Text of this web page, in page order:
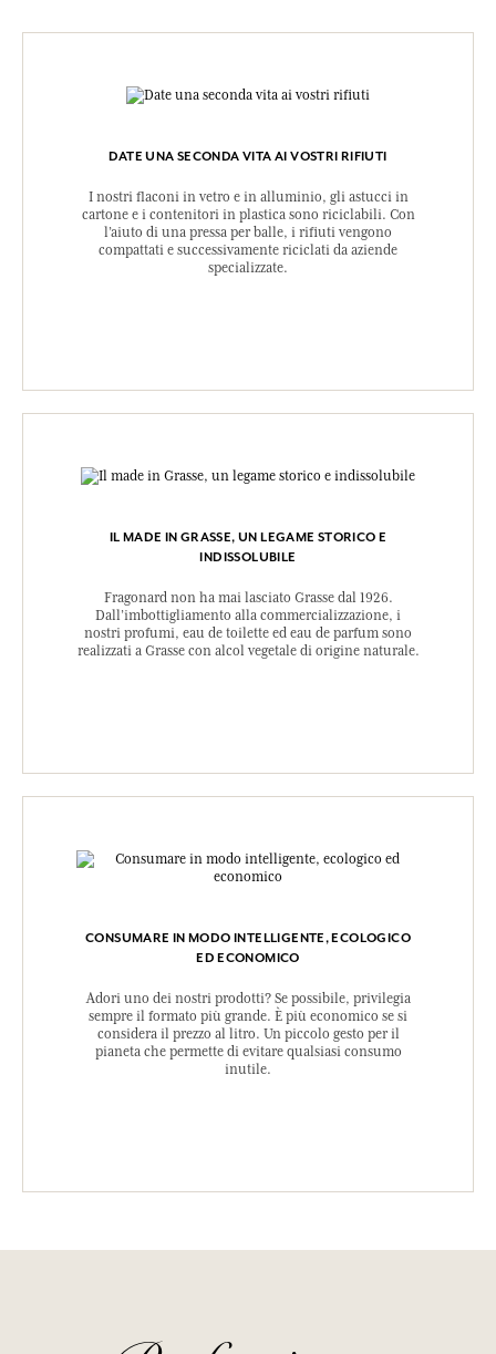
DATE UNA SECONDA VITA AI VOSTRI RIFIUTI
I nostri flaconi in vetro e in alluminio, gli astucci in
cartone e i contenitori in plastica sono riciclabili. Con
l’aiuto di una pressa per balle, i rifiuti vengono
compattati e successivamente riciclati da aziende
specializzate.
IL MADE IN GRASSE, UN LEGAME STORICO E
INDISSOLUBILE
Fragonard non ha mai lasciato Grasse dal 1926.
Dall’imbottigliamento alla commercializzazione, i
nostri profumi, eau de toilette ed eau de parfum sono
realizzati a Grasse con alcol vegetale di origine naturale.
CONSUMARE IN MODO INTELLIGENTE, ECOLOGICO
ED ECONOMICO
Adori uno dei nostri prodotti? Se possibile, privilegia
sempre il formato più grande. È più economico se si
considera il prezzo al litro. Un piccolo gesto per il
pianeta che permette di evitare qualsiasi consumo
inutile.